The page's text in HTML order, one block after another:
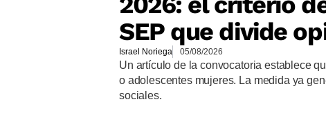
SEP que divide
Israel Noriega 05/08/2026
Un artículo de la convocatoria establece
o adolescentes mujeres. La medida ya
sociales.